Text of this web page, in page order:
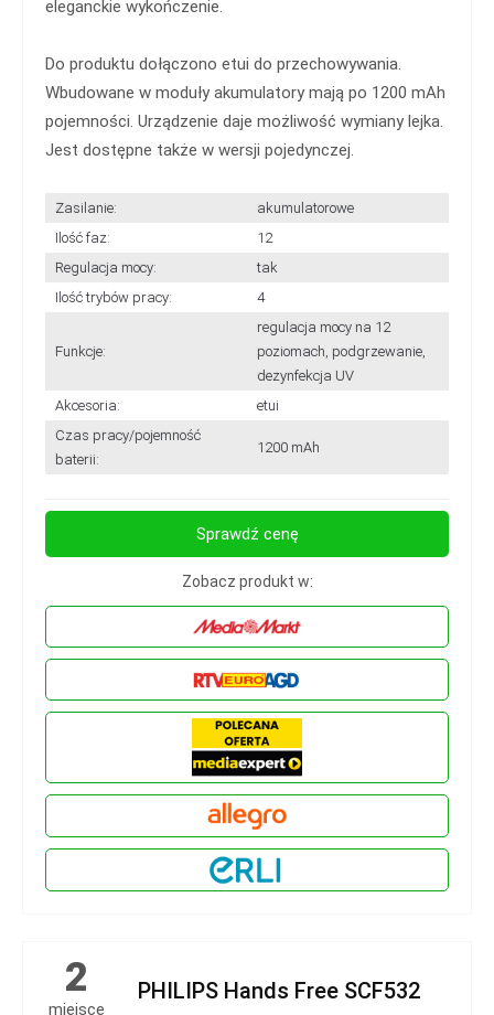
eleganckie wykończenie.
Do produktu dołączono etui do przechowywania.
Wbudowane w moduły akumulatory mają po 1200 mAh
pojemności. Urządzenie daje możliwość wymiany lejka.
Jest dostępne także w wersji pojedynczej.
Zasilanie:
akumulatorowe
Ilość faz:
12
Regulacja mocy:
tak
Ilość trybów pracy:
4
Funkcje:
regulacja mocy na 12
poziomach, podgrzewanie,
dezynfekcja UV
Akcesoria:
etui
Czas pracy/pojemność
baterii:
1200 mAh
Sprawdź cenę
Zobacz produkt w:
2
miejsce
PHILIPS Hands Free SCF532